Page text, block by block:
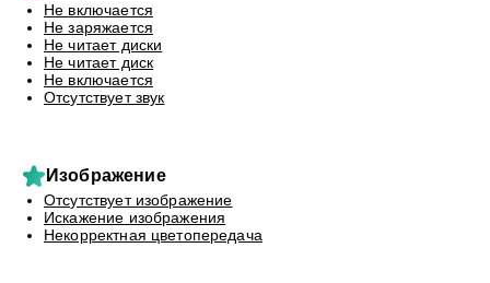
Не включается
Не заряжается
Не читает диски
Не читает диск
Не включается
Отсутствует звук
Изображение
Отсутствует изображение
Искажение изображения
Некорректная цветопередача